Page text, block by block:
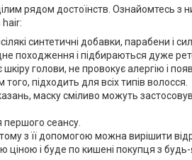
рядом достоїнств. Ознайомтесь з
hair:
синтетичні добавки, парабени і
походження і підбираються дуже
голови, не провокує алергію і
підходить для всіх типів волосся.
маску сміливо можуть
першого сеансу.
з її допомогою можна вирішити
ціною і буде по кишені покупця з